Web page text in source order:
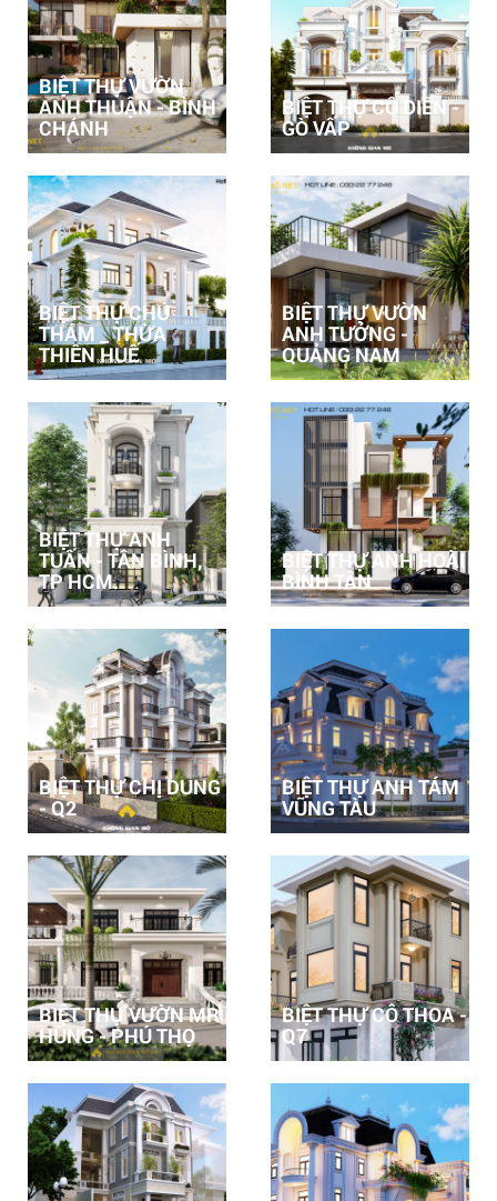
BIỆT THỰ VƯỜN
ANH THUẬN - BÌNH
CHÁNH
BIỆT THỰ CỔ ĐIỂN -
GÒ VẤP
BIỆT THỰ CHÚ
THÁM _ THỪA
THIÊN HUẾ
BIỆT THỰ VƯỜN
ANH TƯỞNG -
QUẢNG NAM
BIỆT THỰ ANH
TUẤN - TÂN BÌNH,
TP HCM.
BIỆT THỰ ANH HOÀI
BÌNH TÂN
BIỆT THỰ CHỊ DUNG
- Q2
BIỆT THỰ ANH TÁM
VŨNG TÀU
BIỆT THỰ VƯỜN MR
HÙNG - PHÚ THỌ
BIỆT THỰ CÔ THOA -
Q7